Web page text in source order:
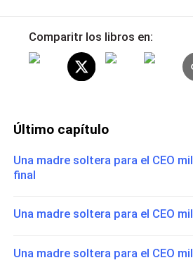
Comparitr los libros en:
Último capítulo
Una madre soltera para el CEO
final
Una madre soltera para el CEO
Una madre soltera para el CEO